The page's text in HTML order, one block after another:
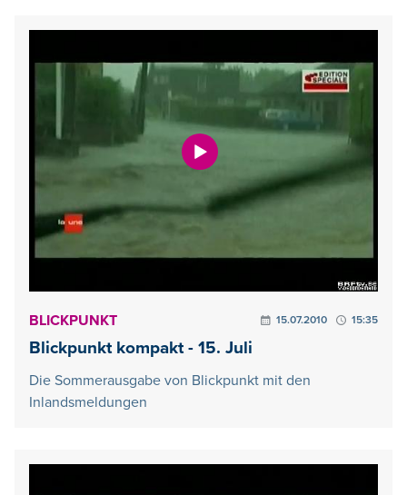
BLICKPUNKT 15.07.2010 15:35
Blickpunkt kompakt - 15. Juli
Die Sommerausgabe von Blickpunkt mit den
Inlandsmeldungen